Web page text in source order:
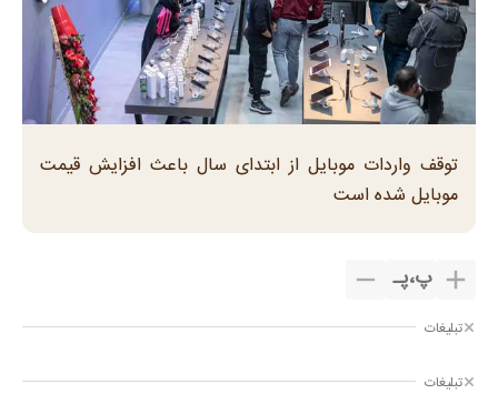
توقف واردات موبایل از ابتدای سال باعث افزایش قیمت
موبایل شده است
پ،پـ
تبلیغات
تبلیغات